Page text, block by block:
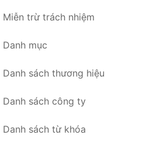
Miễn trừ trách nhiệm
Danh mục
Danh sách thương hiệu
Danh sách công ty
Danh sách từ khóa